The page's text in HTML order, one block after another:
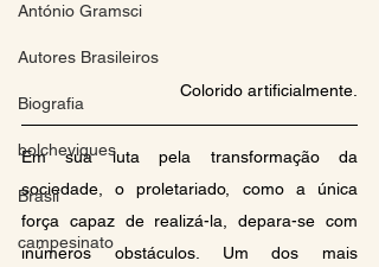
António Gramsci
Autores Brasileiros
Biografia
bolcheviques
Brasil
campesinato
Colorido artificialmente.
Em sua luta pela transformação da
sociedade, o proletariado, como a única
força capaz de realizá-la, depara-se com
inúmeros obstáculos. Um dos mais